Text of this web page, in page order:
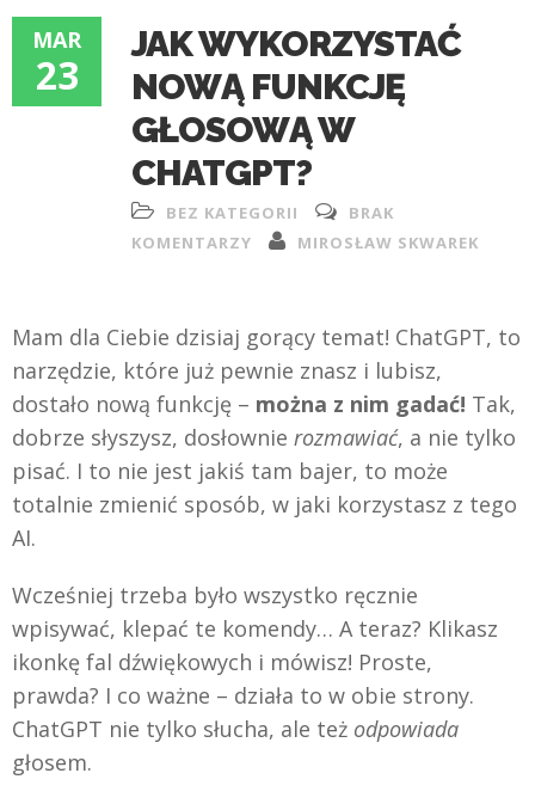
MAR
23
JAK WYKORZYSTAĆ
NOWĄ FUNKCJĘ
GŁOSOWĄ W
CHATGPT?
BEZ KATEGORII
BRAK
KOMENTARZY
MIROSŁAW SKWAREK
Mam dla Ciebie dzisiaj gorący temat! ChatGPT, to
narzędzie, które już pewnie znasz i lubisz,
dostało nową funkcję – można z nim gadać! Tak,
dobrze słyszysz, dosłownie rozmawiać, a nie tylko
pisać. I to nie jest jakiś tam bajer, to może
totalnie zmienić sposób, w jaki korzystasz z tego
AI.
Wcześniej trzeba było wszystko ręcznie
wpisywać, klepać te komendy… A teraz? Klikasz
ikonkę fal dźwiękowych i mówisz! Proste,
prawda? I co ważne – działa to w obie strony.
ChatGPT nie tylko słucha, ale też odpowiada
głosem.